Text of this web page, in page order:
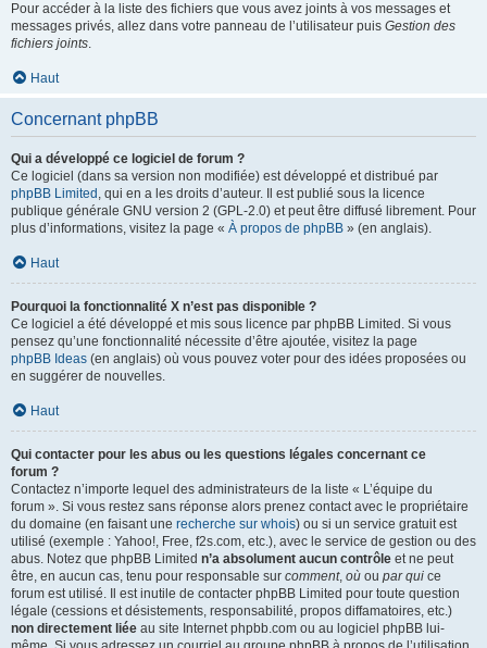
Pour accéder à la liste des fichiers que vous avez joints à vos messages et
messages privés, allez dans votre panneau de l’utilisateur puis Gestion des
fichiers joints.
Haut
Concernant phpBB
Qui a développé ce logiciel de forum ?
Ce logiciel (dans sa version non modifiée) est développé et distribué par
phpBB Limited , qui en a les droits d’auteur. Il est publié sous la licence
publique générale GNU version 2 (GPL-2.0) et peut être diffusé librement. Pour
plus d’informations, visitez la page « À propos de phpBB » (en anglais).
Haut
Pourquoi la fonctionnalité X n’est pas disponible ?
Ce logiciel a été développé et mis sous licence par phpBB Limited. Si vous
pensez qu’une fonctionnalité nécessite d’être ajoutée, visitez la page
phpBB Ideas (en anglais) où vous pouvez voter pour des idées proposées ou
en suggérer de nouvelles.
Haut
Qui contacter pour les abus ou les questions légales concernant ce
forum ?
Contactez n’importe lequel des administrateurs de la liste « L’équipe du
forum ». Si vous restez sans réponse alors prenez contact avec le propriétaire
du domaine (en faisant une recherche sur whois) ou si un service gratuit est
utilisé (exemple : Yahoo!, Free, f2s.com, etc.), avec le service de gestion ou des
abus. Notez que phpBB Limited n’a absolument aucun contrôle et ne peut
être, en aucun cas, tenu pour responsable sur comment, où ou par qui ce
forum est utilisé. Il est inutile de contacter phpBB Limited pour toute question
légale (cessions et désistements, responsabilité, propos diffamatoires, etc.)
non directement liée au site Internet phpbb.com ou au logiciel phpBB lui-